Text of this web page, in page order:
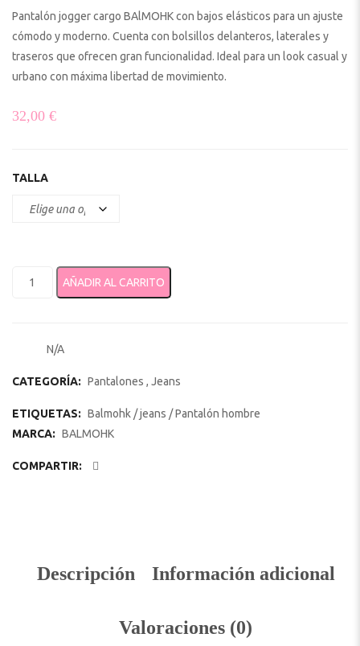
Pantalón jogger cargo BAlMOHK con bajos elásticos para un ajuste
cómodo y moderno. Cuenta con bolsillos delanteros, laterales y
traseros que ofrecen gran funcionalidad. Ideal para un look casual y
urbano con máxima libertad de movimiento.
32,00 €
TALLA
Pantalón Cargo para hombre Cuff Ref.30000305 cantidad
AÑADIR AL CARRITO
N/A
CATEGORÍA: Pantalones , Jeans
ETIQUETAS: Balmohk /jeans /Pantalón hombre
MARCA: BALMOHK
COMPARTIR:
Descripción Información adicional
Valoraciones (0)